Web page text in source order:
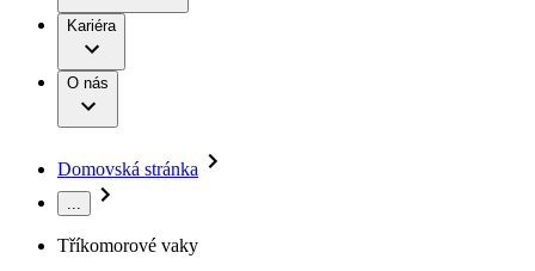
Léčba bolesti
Mimotělní očišťování krve
Nutriční terapie
Onkologie
Onemocnění
B. Braun Avitum
Práce a kariéra
Naše kultura
Vaše příležitost​
Odpovědnost
Média
Kariéra
O nás
Domovská stránka
...
Tříkomorové vaky